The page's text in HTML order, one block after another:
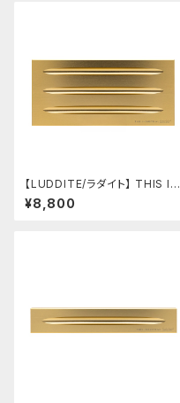
【LUDDITE/ラダイト】 THIS IN
DUSTRIAL Attractive Pen T
ray2（3本用/GD）
¥8,800